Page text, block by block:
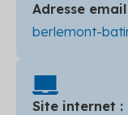
Adresse
berlemont-
Site internet :